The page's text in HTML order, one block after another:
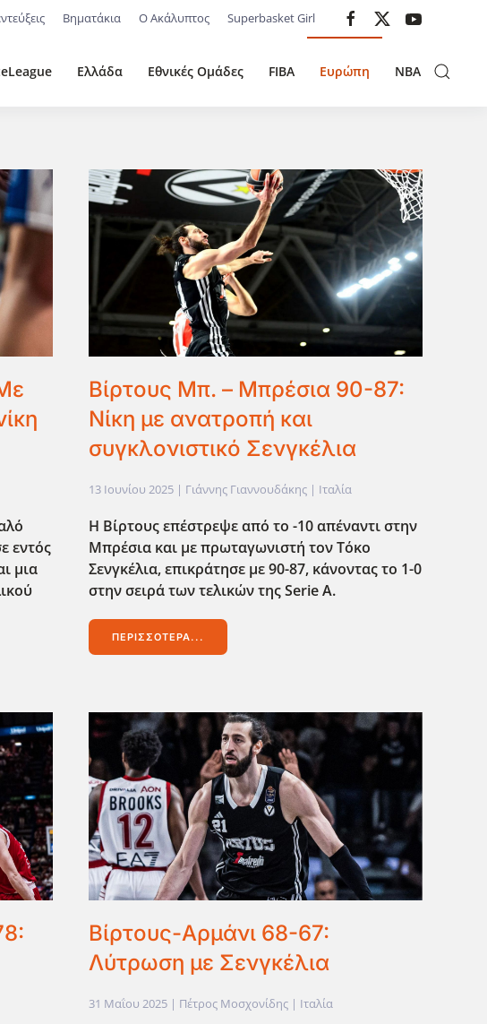
Βηματάκια Ο Ακάλυπτος Superbasket Girl
Ελλάδα Εθνικές Ομάδες FIBA Ευρώπη NBA
εντός
μια
Βίρτους Μπ. – Μπρέσια 90-87:
Νίκη με ανατροπή και
συγκλονιστικό Σενγκέλια
13 Ιουνίου 2025| Γιάννης Γιαννουδάκης | Ιταλία
Η Βίρτους επέστρεψε από το -10 απέναντι στην
Μπρέσια και με πρωταγωνιστή τον Τόκο
Σενγκέλια, επικράτησε με 90-87, κάνοντας το 1-0
στην σειρά των τελικών της SerieA.
ΠΕΡΙΣΣΌΤΕΡΑ...
Βίρτους-Αρμάνι 68-67:
Λύτρωση με Σενγκέλια
31 Μαΐου 2025| Πέτρος Μοσχονίδης | Ιταλία